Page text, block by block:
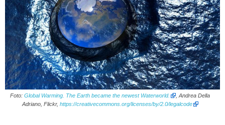
Foto: Global Warming. The Earth became the newest Waterworld.
, Andrea Della
Adriano, Flickr, https://creativecommons.org/licenses/by/2.0/legalcode